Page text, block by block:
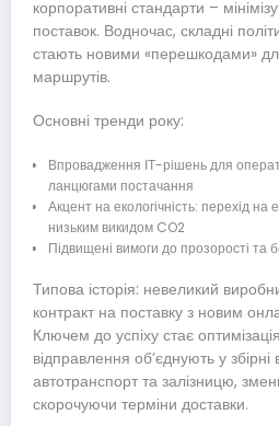
корпоративні стандарти –
поставок. Водночас, складні
стають новими «перешкодами»
маршрутів.
Основні тренди року:
Впровадження ІТ-рішень для
ланцюгами постачання
Акцент на екологічність: перехід на
низьким викидом CO2
Підвищені вимоги до прозорості та
Типова історія: невеликий
контракт на поставку з новим
Ключем до успіху стає
відправлення об’єднують у збірні
автотранспорт та залізницю,
скорочуючи терміни доставки.